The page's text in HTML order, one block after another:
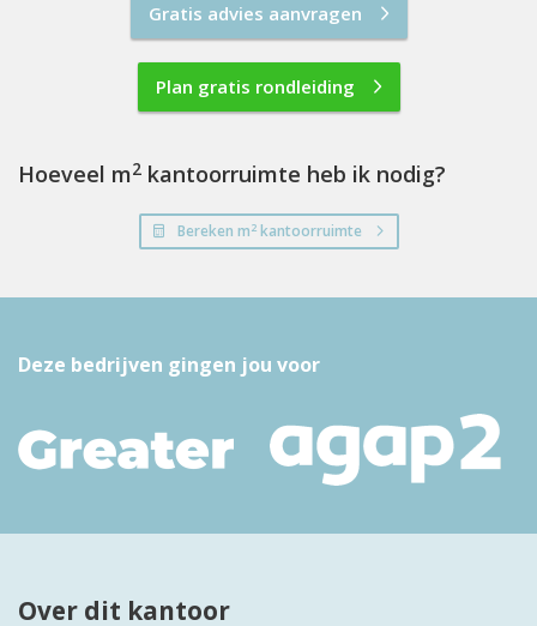
Gratis advies aanvragen
Plan gratis rondleiding
Hoeveel m2 kantoorruimte heb ik nodig?
Bereken m2kantoorruimte
Deze bedrijven gingen jou voor
Over dit kantoor